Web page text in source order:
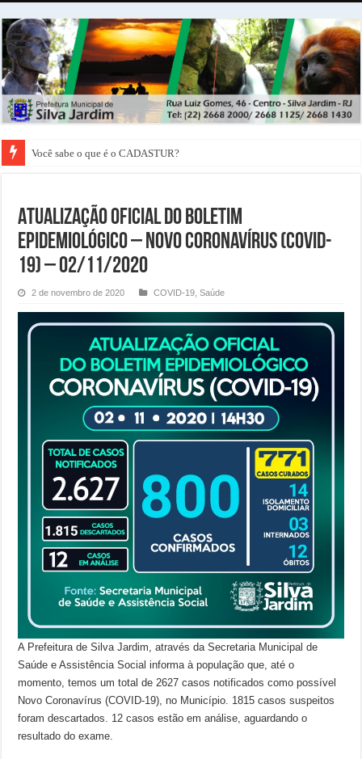
Você sabe o que é o CADASTUR?
ATUALIZAÇÃO OFICIAL DO BOLETIM
EPIDEMIOLÓGICO – NOVO CORONAVÍRUS (COVID-
19) – 02/11/2020
2 de novembro de 2020 COVID-19 ,Saúde
A Prefeitura de Silva Jardim, através da Secretaria Municipal de
Saúde e Assistência Social informa à população que, até o
momento, temos um total de 2627 casos notificados como possível
Novo Coronavírus (COVID-19), no Município. 1815 casos suspeitos
foram descartados. 12 casos estão em análise, aguardando o
resultado do exame.